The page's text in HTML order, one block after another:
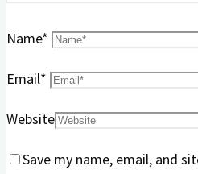
Name*
Email*
Website
Save my name, email, and